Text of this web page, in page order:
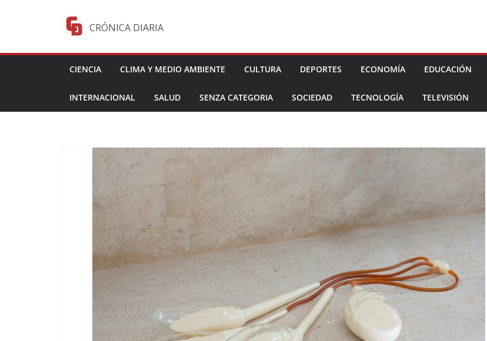
CRÓNICA DIARIA
CIENCIA CLIMA Y MEDIO AMBIENTE CULTURA DEPORTES ECONOMÍA EDUCACIÓN
INTERNACIONAL SALUD SENZA CATEGORIA SOCIEDAD TECNOLOGÍA TELEVISIÓN